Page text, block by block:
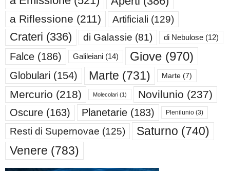
a Riflessione (211) Artificiali (129)
Crateri (336) di Galassie (81) di Nebulose (12)
Falce (186) Galileiani (14) Giove (970)
Globulari (154) Marte (731) Marte (7)
Mercurio (218) Molecolari (1) Novilunio (237)
Oscure (163) Planetarie (183) Plenilunio (3)
Resti di Supernovae (125) Saturno (740)
Venere (783)